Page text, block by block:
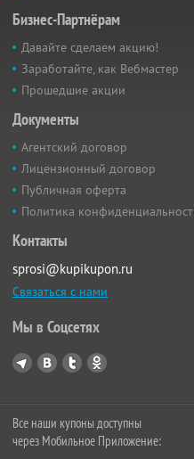
Бизнес-Партнёрам
Давайте сделаем акцию!
Заработайте, как Вебмастер
Прошедшие акции
Документы
Агентский договор
Лицензионный договор
Публичная оферта
Политика
Контакты
sprosi@kupikupon.ru
Связаться с нами
Мы в Соцсетях
Все наши купоны доступны
через Мобильное Приложение: